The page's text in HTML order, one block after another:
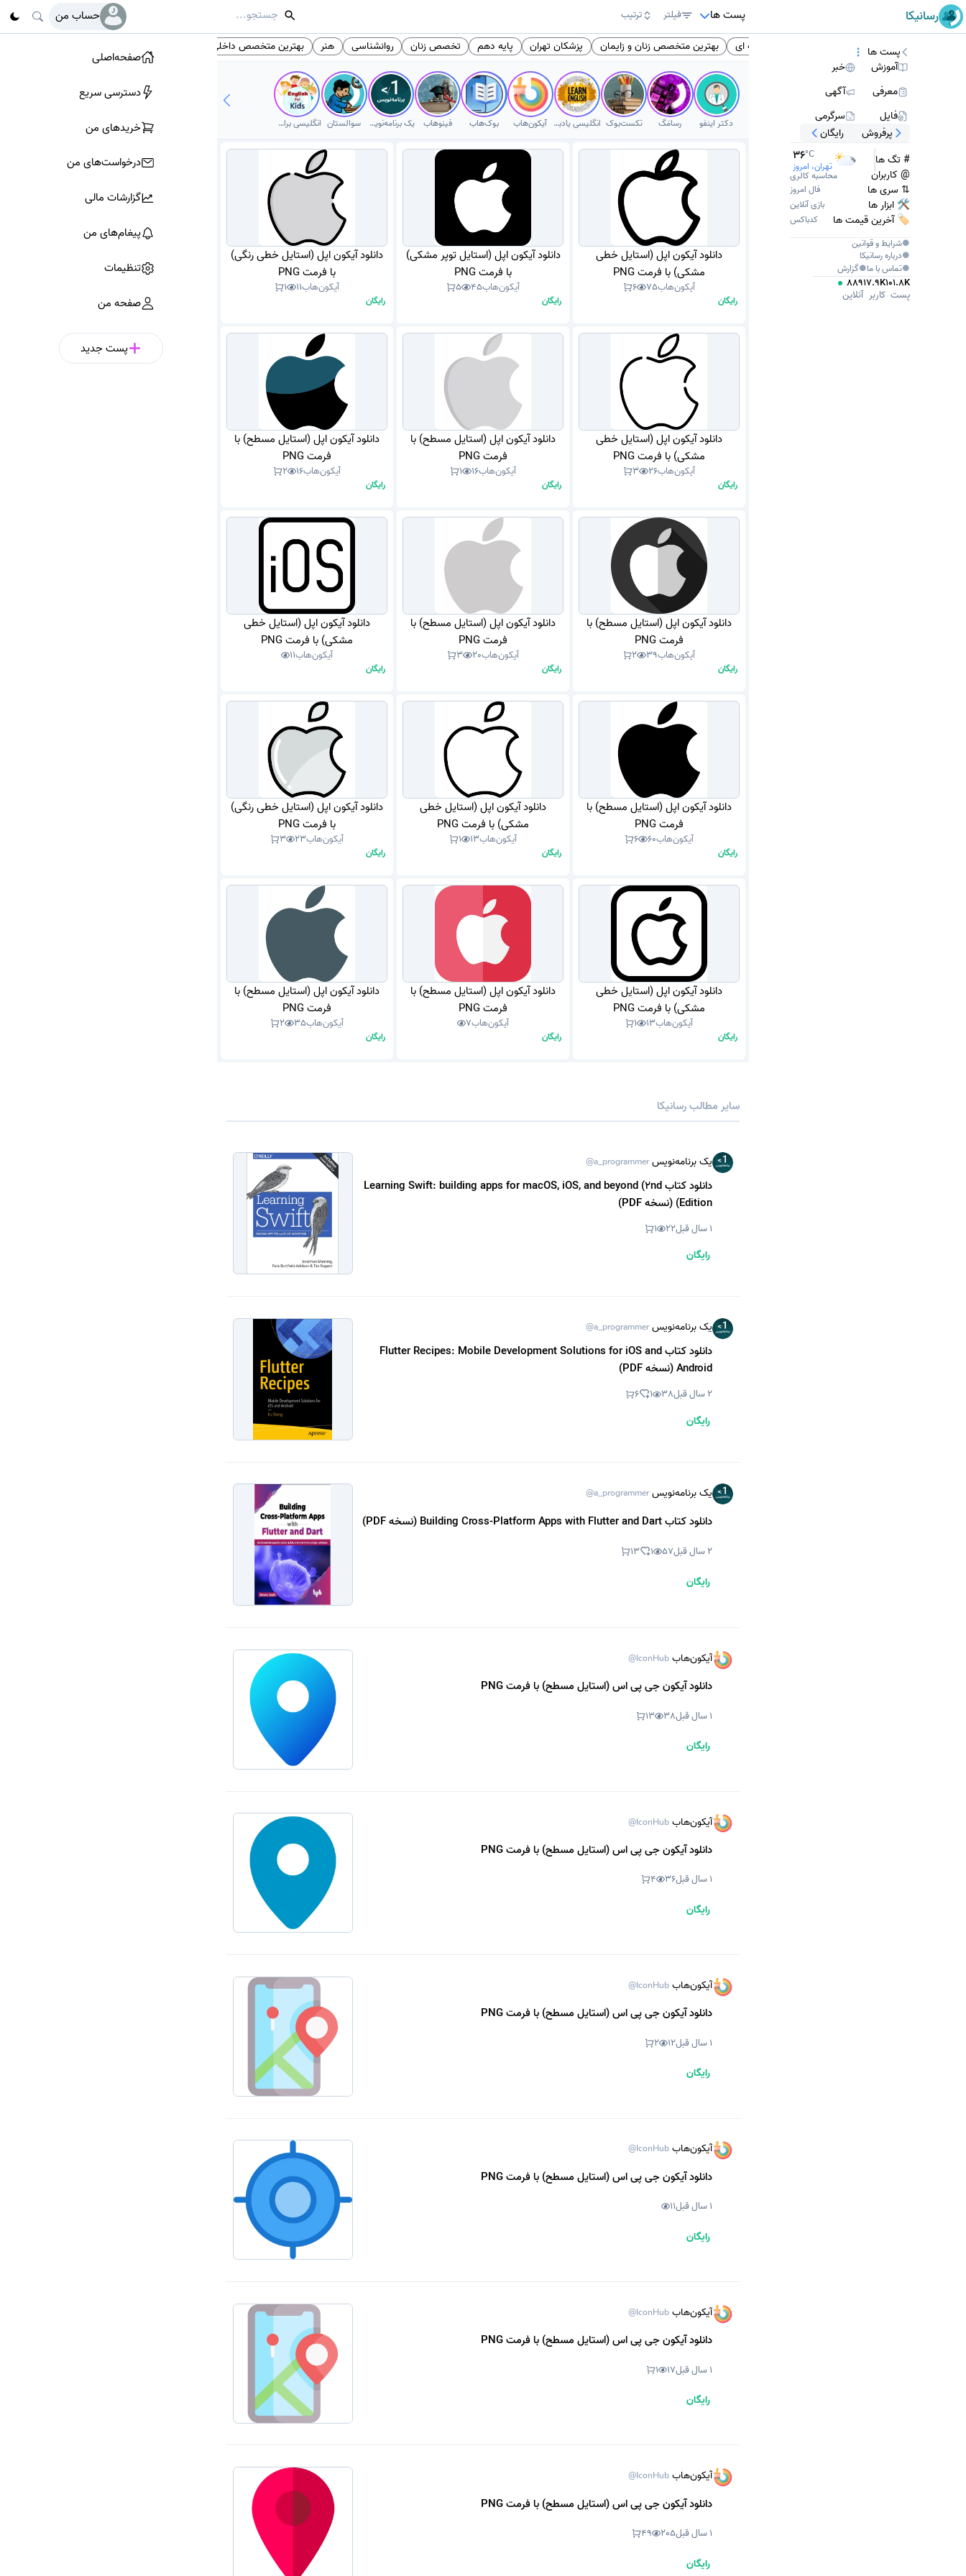
رسانیکا حساب من پست ها فیلتر ترتیب
انگلیسی فنی حرفه ای بهترین متخصص زنان و زایمان پزشکان تهران پایه دهم تخصص زنان روانشناسی هنر بهترین متخصص داخلی
دکتر اینفو رسامَگ تکست‌بوک انگلیسی یادبگیر آیکون‌هاب بوک‌هاب فینوهاب یک برنامه‌نویس سوالستان انگلیسی برای کودکان
دانلود آیکون اپل (استایل خطی
مشکی) با فرمت PNG
آیکون‌هاب75
6
رایگان
دانلود آیکون اپل (استایل توپر مشکی)
با فرمت PNG
آیکون‌هاب45
5
رایگان
دانلود آیکون اپل (استایل خطی رنگی)
با فرمت PNG
آیکون‌هاب11
1
رایگان
دانلود آیکون اپل (استایل خطی
مشکی) با فرمت PNG
آیکون‌هاب26
3
رایگان
دانلود آیکون اپل (استایل مسطح) با
فرمت PNG
آیکون‌هاب16
1
رایگان
دانلود آیکون اپل (استایل مسطح) با
فرمت PNG
آیکون‌هاب16
2
رایگان
دانلود آیکون اپل (استایل مسطح) با
فرمت PNG
آیکون‌هاب39
2
رایگان
دانلود آیکون اپل (استایل مسطح) با
فرمت PNG
آیکون‌هاب20
3
رایگان
دانلود آیکون اپل (استایل خطی
مشکی) با فرمت PNG
آیکون‌هاب11
رایگان
دانلود آیکون اپل (استایل مسطح) با
فرمت PNG
آیکون‌هاب60
6
رایگان
دانلود آیکون اپل (استایل خطی
مشکی) با فرمت PNG
آیکون‌هاب13
1
رایگان
دانلود آیکون اپل (استایل خطی رنگی)
با فرمت PNG
آیکون‌هاب23
3
رایگان
دانلود آیکون اپل (استایل خطی
مشکی) با فرمت PNG
آیکون‌هاب13
1
رایگان
دانلود آیکون اپل (استایل مسطح) با
فرمت PNG
آیکون‌هاب7
رایگان
دانلود آیکون اپل (استایل مسطح) با
فرمت PNG
آیکون‌هاب35
2
رایگان
سایر مطالب رسانیکا
یک برنامه‌نویس @a_programmer
دانلود کتاب Learning Swift: building apps for macOS, iOS, and beyond (2nd
Edition) (نسخه PDF)
1 سال قبل 22
1
رایگان
یک برنامه‌نویس @a_programmer
دانلود کتاب Flutter Recipes: Mobile Development Solutions for iOS and
Android (نسخه PDF)
2 سال قبل 38
1
6
رایگان
یک برنامه‌نویس @a_programmer
دانلود کتاب Building Cross-Platform Apps with Flutter and Dart (نسخه PDF)
2 سال قبل 57
1
13
رایگان
آیکون‌هاب @IconHub
دانلود آیکون جی پی اس (استایل مسطح) با فرمت PNG
1 سال قبل 38
13
رایگان
آیکون‌هاب @IconHub
دانلود آیکون جی پی اس (استایل مسطح) با فرمت PNG
1 سال قبل 36
4
رایگان
آیکون‌هاب @IconHub
دانلود آیکون جی پی اس (استایل مسطح) با فرمت PNG
1 سال قبل 12
2
رایگان
آیکون‌هاب @IconHub
دانلود آیکون جی پی اس (استایل مسطح) با فرمت PNG
1 سال قبل 11
رایگان
آیکون‌هاب @IconHub
دانلود آیکون جی پی اس (استایل مسطح) با فرمت PNG
1 سال قبل 17
1
رایگان
آیکون‌هاب @IconHub
دانلود آیکون جی پی اس (استایل مسطح) با فرمت PNG
1 سال قبل 205
49
رایگان
صفحه‌اصلی
دسترسی سریع
پست جدید
خرید‌های من
درخواست‌های من
گزارشات مالی
پیغام‌های من
تنظیمات
صفحه من
پست ها
آموزش
خبر
معرفی
آگهی
فایل
سرگرمی
پرفروش رایگان
# تگ ها 36°C
تهران، امروز @ کاربران محاسبه کالری
⇅ سری ها فال امروز
🛠 ابزار ها بازی آنلاین
🏷️ آخرین قیمت ها
کدباکس
●شرایط و قوانین
●دربارهرسانیکا
●تماس با ما●گزارش
101.8K
پست
17.9K
کاربر
889
آنلاین